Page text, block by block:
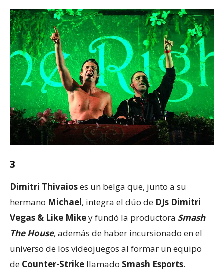
3
Dimitri Thivaioses un belga que, junto a su
hermano Michael, integra el dúo de DJs Dimitri
Vegas & Like Mikey fundó la productora Smash
The House, además de haber incursionado en el
universo de los videojuegos al formar un equipo
de Counter-Strike llamado Smash Esports.